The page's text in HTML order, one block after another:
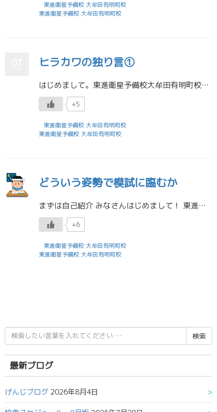
東進衛星予備校 大牟田有明町校
東進衛星予備校 大牟田有明町校
ヒラカワの独り言①
はじめまして。東進衛星予備校大牟田有明町校の担任助手をしている平川といいます。 まずは自己紹介を少し。 プロフィール大学：九州大学大学院 工学府 機械工学専攻 修士２年 高校：伝習館高校将来の職種：システムエンジニア そ […]
+5
東進衛星予備校 大牟田有明町校
東進衛星予備校 大牟田有明町校
どういう姿勢で模試に臨むか
まずは自己紹介 みなさんはじめまして！ 東進大牟田で担任助手をしている平尾といいます！ プロフィール 大学：熊本大学 理学部 数学コース 4年 高校：大牟田高校 大学受験で最も大事だと思うもの：何事にも動 […]
+6
東進衛星予備校 大牟田有明町校
東進衛星予備校 大牟田有明町校
検
索
結
果:
最新ブログ
げんじブログ 2026年8月4日